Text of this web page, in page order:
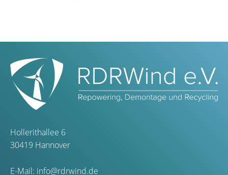
Hollerithallee 6
30419 Hannover
E-Mail: info@rdrwind.de